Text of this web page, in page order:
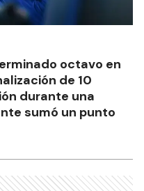
octavo en
de 10
durante una
sumó un punto